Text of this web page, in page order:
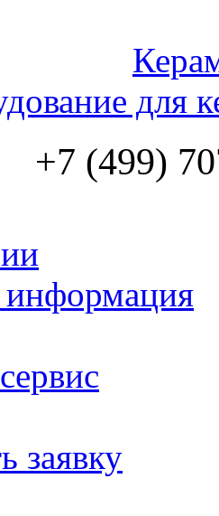
для
+7 (499)
информация
заявку